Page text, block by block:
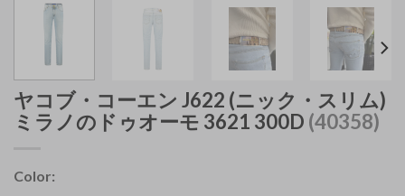
ヤコブ・コーエン J622 (ニック・スリム)
ミラノのドゥオーモ 3621 300D (40358)
Color: